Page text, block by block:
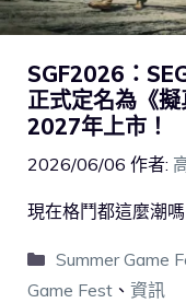
SGF2026：
正式定名為《
2027年上市！
2026/06/06 作者:
現在格鬥都這麼潮嗎
Summer Game
Game Fest 、 資訊